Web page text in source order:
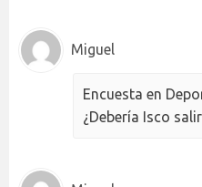
Miguel
Encuesta en
¿Debería Isco